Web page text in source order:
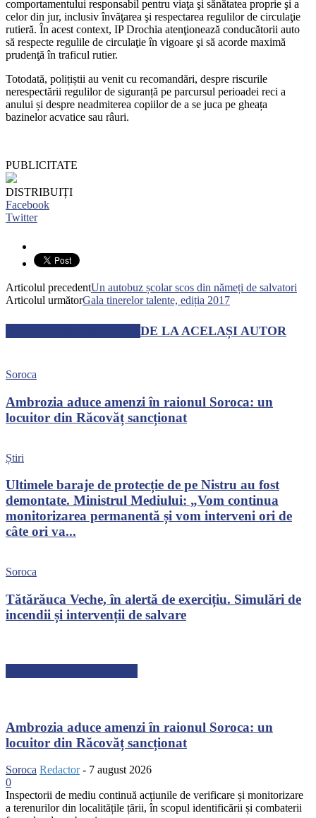
comportamentului responsabil pentru viaţa şi sănătatea proprie şi a
celor din jur, inclusiv învăţarea şi respectarea regulilor de circulaţie
rutieră. În acest context, IP Drochia atenţionează conducătorii auto
să respecte regulile de circulaţie în vigoare şi să acorde maximă
prudenţă în traficul rutier.
Totodată, polițiștii au venit cu recomandări, despre riscurile
nerespectării regulilor de siguranță pe parcursul perioadei reci a
anului și despre neadmiterea copiilor de a se juca pe gheața
bazinelor acvatice sau râuri.
PUBLICITATE
DISTRIBUIȚI
Facebook
Twitter
Articolul precedentUn autobuz școlar scos din nămeți de salvatori
Articolul următorGala tinerelor talente, ediția 2017
DE LA ACELAȘI AUTOR
Soroca
Ambrozia aduce amenzi în raionul Soroca: un
locuitor din Răcovăț sancționat
Știri
Ultimele baraje de protecție de pe Nistru au fost
demontate. Ministrul Mediului: „Vom continua
monitorizarea permanentă și vom interveni ori de
câte ori va...
Soroca
Tătărăuca Veche, în alertă de exercițiu. Simulări de
incendii și intervenții de salvare
Ambrozia aduce amenzi în raionul Soroca: un
locuitor din Răcovăț sancționat
Soroca Redactor - 7 august 2026
0
Inspectorii de mediu continuă acțiunile de verificare și monitorizare
a terenurilor din localitățile țării, în scopul identificării și combaterii